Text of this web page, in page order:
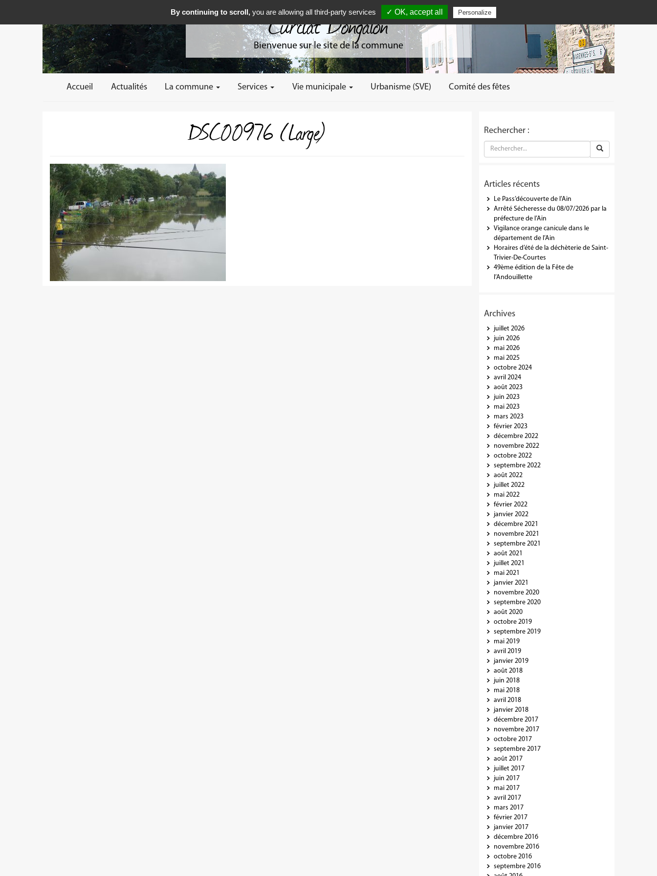
Curciat Dongalon
Bienvenue sur le site de la commune
Accueil Actualités La commune Services Vie municipale Urbanisme (SVE) Comité des fêtes
DSC00976 (Large) Rechercher :
Articles récents
Le Pass’découverte de l’Ain
Arrêté Sécheresse du 08/07/2026 par la
préfecture de l’Ain
Vigilance orange canicule dans le
département de l’Ain
Horaires d’été de la déchèterie de Saint-
Trivier-De-Courtes
49ème édition de la Fête de
l’Andouillette
Archives
juillet 2026
juin 2026
mai 2026
mai 2025
octobre 2024
avril 2024
août 2023
juin 2023
mai 2023
mars 2023
février 2023
décembre 2022
novembre 2022
octobre 2022
septembre 2022
août 2022
juillet 2022
mai 2022
février 2022
janvier 2022
décembre 2021
novembre 2021
septembre 2021
août 2021
juillet 2021
mai 2021
janvier 2021
novembre 2020
septembre 2020
août 2020
octobre 2019
septembre 2019
mai 2019
avril 2019
janvier 2019
août 2018
juin 2018
mai 2018
avril 2018
janvier 2018
décembre 2017
novembre 2017
octobre 2017
septembre 2017
août 2017
juillet 2017
juin 2017
mai 2017
avril 2017
mars 2017
février 2017
janvier 2017
décembre 2016
novembre 2016
octobre 2016
septembre 2016
By continuing to scroll, you are allowing all third-party services ✓ OK, accept all Personalize